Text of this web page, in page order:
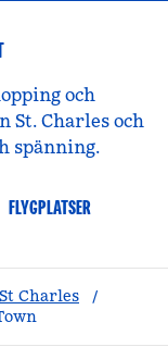
och
St. Charles och
spänning.
FLYGPLATSER
Charles
/